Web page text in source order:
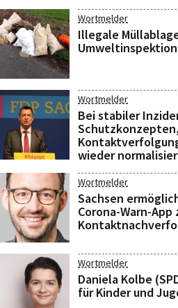
Wortmelder
Illegale
Wortmelder
Bei stabiler
wieder
Wortmelder
Sachsen
Corona-Warn-App
Wortmelder
Daniela Kolbe
für Kinder und